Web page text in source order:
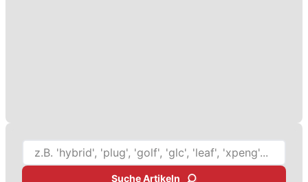
Suche Artikeln